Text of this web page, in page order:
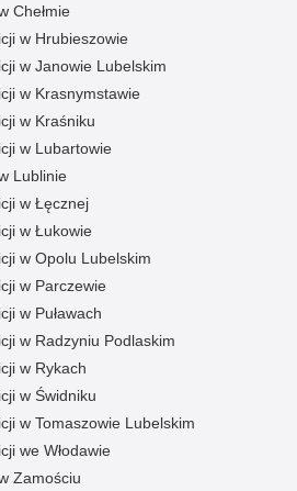
Chełmie
w Hrubieszowie
w Janowie Lubelskim
w Krasnymstawie
w Kraśniku
w Lubartowie
Lublinie
w Łęcznej
w Łukowie
w Opolu Lubelskim
w Parczewie
w Puławach
w Radzyniu Podlaskim
w Rykach
w Świdniku
w Tomaszowie Lubelskim
we Włodawie
Zamościu